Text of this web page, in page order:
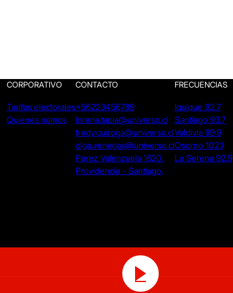
CORPORATIVO
Tarifas electorales
Quienes somos
CONTACTO
+56223456789
lorena.tapia@universo.cl
fredy.quiroga@universo.cl
olga.venegas@universo.cl
Pérez Valenzuela 1620.
Providencia - Santiago.
FRECUENCIAS
Iquique 92.7
Santiago 93.7
Valdivia 99.9
Osorno 102.1
La Serena 92.9